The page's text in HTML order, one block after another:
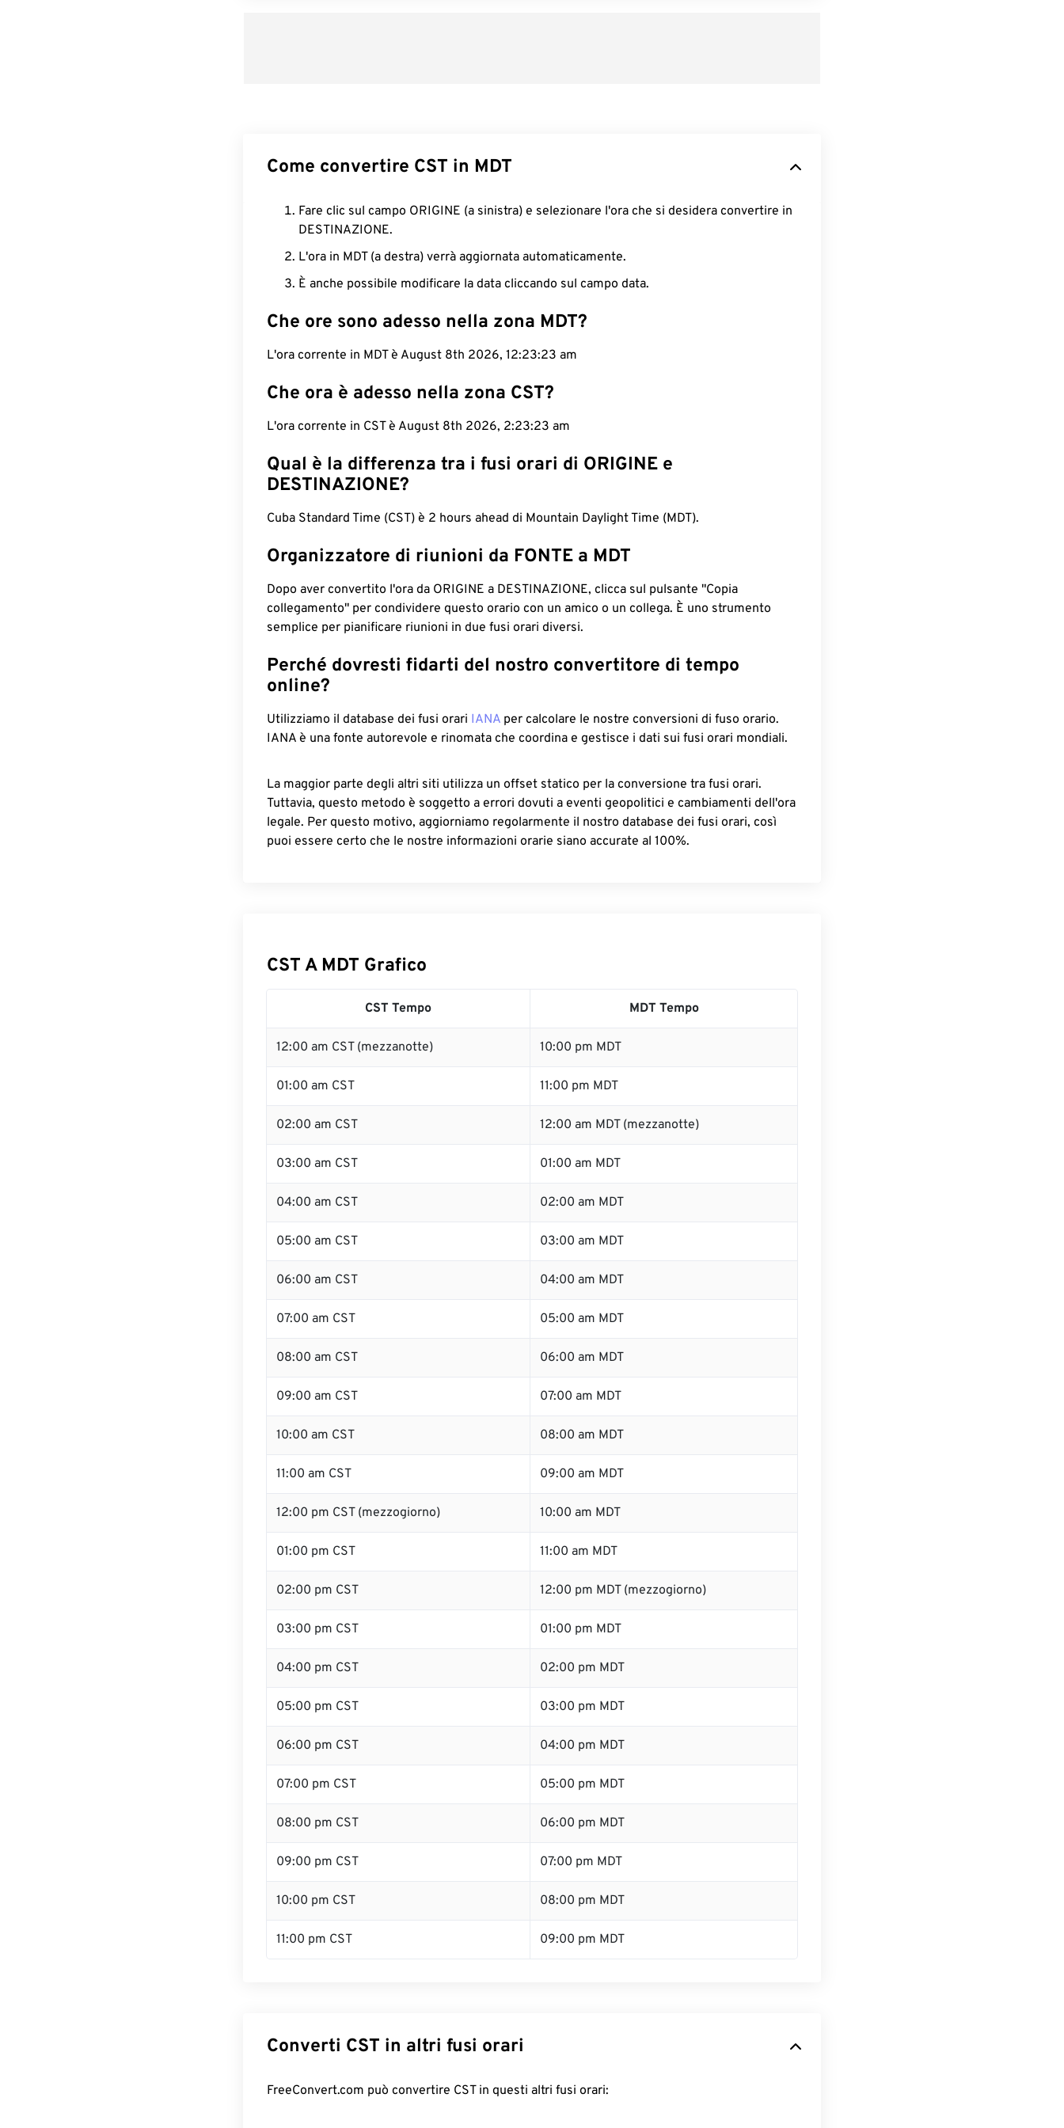
Come convertire CST in MDT
Fare clic sul campo ORIGINE (a sinistra) e selezionare l'ora che si desidera convertire in
DESTINAZIONE.
L'ora in MDT (a destra) verrà aggiornata automaticamente.
È anche possibile modificare la data cliccando sul campo data.
Che ore sono adesso nella zona MDT?
L'ora corrente in MDT è August 8th 2026, 12:23:24 am
Che ora è adesso nella zona CST?
L'ora corrente in CST è August 8th 2026, 2:23:24 am
Qual è la differenza tra i fusi orari di ORIGINE e
DESTINAZIONE?
Cuba Standard Time (CST) è 2 hours ahead di Mountain Daylight Time (MDT).
Organizzatore di riunioni da FONTE a MDT
Dopo aver convertito l'ora da ORIGINE a DESTINAZIONE, clicca sul pulsante "Copia
collegamento" per condividere questo orario con un amico o un collega. È uno strumento
semplice per pianificare riunioni in due fusi orari diversi.
Perché dovresti fidarti del nostro convertitore di tempo
online?
Utilizziamo il database dei fusi orari IANA per calcolare le nostre conversioni di fuso orario.
IANA è una fonte autorevole e rinomata che coordina e gestisce i dati sui fusi orari mondiali.
La maggior parte degli altri siti utilizza un offset statico per la conversione tra fusi orari.
Tuttavia, questo metodo è soggetto a errori dovuti a eventi geopolitici e cambiamenti dell'ora
legale. Per questo motivo, aggiorniamo regolarmente il nostro database dei fusi orari, così
puoi essere certo che le nostre informazioni orarie siano accurate al 100%.
CST A MDT Grafico
CST Tempo MDT Tempo
12:00 am CST (mezzanotte) 10:00 pm MDT
01:00 am CST 11:00 pm MDT
02:00 am CST 12:00 am MDT (mezzanotte)
03:00 am CST 01:00 am MDT
04:00 am CST 02:00 am MDT
05:00 am CST 03:00 am MDT
06:00 am CST 04:00 am MDT
07:00 am CST 05:00 am MDT
08:00 am CST 06:00 am MDT
09:00 am CST 07:00 am MDT
10:00 am CST 08:00 am MDT
11:00 am CST 09:00 am MDT
12:00 pm CST (mezzogiorno) 10:00 am MDT
01:00 pm CST 11:00 am MDT
02:00 pm CST 12:00 pm MDT (mezzogiorno)
03:00 pm CST 01:00 pm MDT
04:00 pm CST 02:00 pm MDT
05:00 pm CST 03:00 pm MDT
06:00 pm CST 04:00 pm MDT
07:00 pm CST 05:00 pm MDT
08:00 pm CST 06:00 pm MDT
09:00 pm CST 07:00 pm MDT
10:00 pm CST 08:00 pm MDT
11:00 pm CST 09:00 pm MDT
Converti CST in altri fusi orari
FreeConvert.com può convertire CST in questi altri fusi orari: